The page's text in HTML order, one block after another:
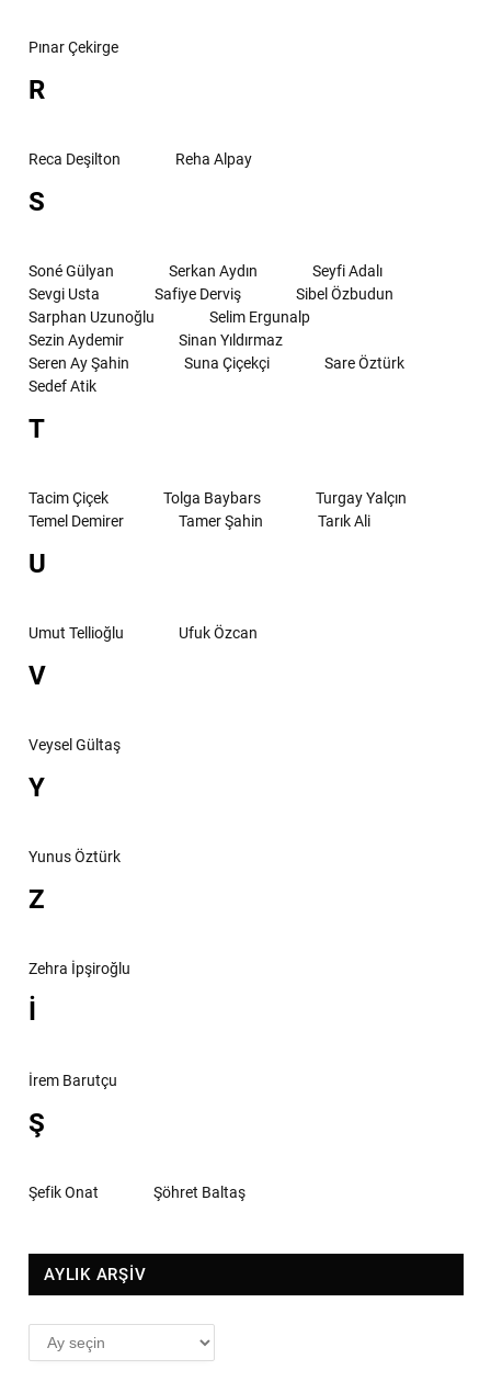
Pınar Çekirge
R
Reca Deşilton Reha Alpay
S
Soné Gülyan Serkan Aydın
Seyfi Adalı
Sevgi Usta
Safiye Derviş
Sibel Özbudun
Sarphan Uzunoğlu
Selim Ergunalp
Sezin Aydemir
Sinan Yıldırmaz
Seren Ay Şahin
Suna Çiçekçi
Sare Öztürk
Sedef Atik
T
Tacim Çiçek Tolga Baybars
Turgay Yalçın
Temel Demirer
Tamer Şahin Tarık Ali
U
Umut Tellioğlu Ufuk Özcan
V
Veysel Gültaş
Y
Yunus Öztürk
Z
Zehra İpşiroğlu
İ
İrem Barutçu
Ş
Şefik Onat Şöhret Baltaş
AYLIK ARŞİV
AYLIK
ARŞİV